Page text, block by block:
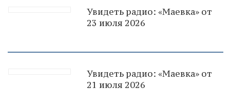
Увидеть радио: «Маевка» от
23 июля 2026
Увидеть радио: «Маевка» от
21 июля 2026